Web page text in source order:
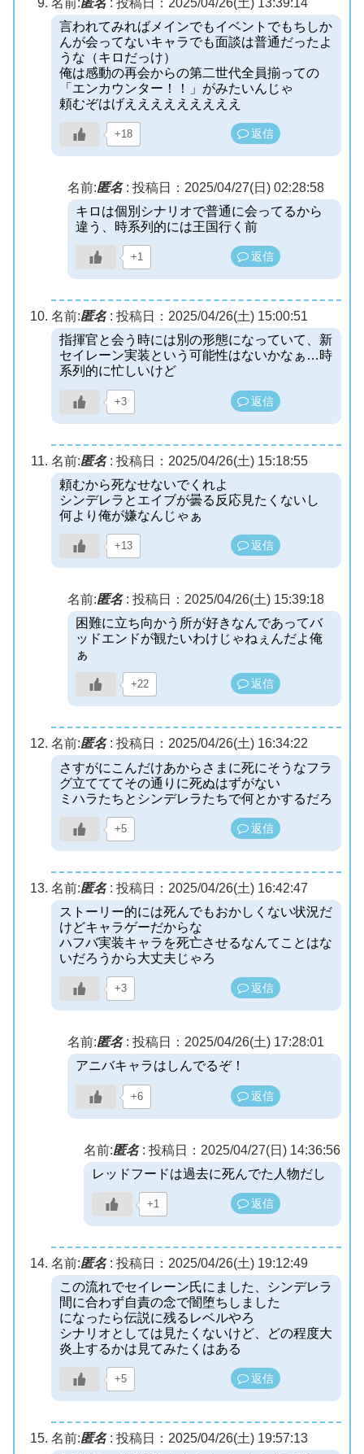
言われてみればメインでもイベントでもちしか
んが会ってないキャラでも面談は普通だったよ
うな（キロだっけ）
俺は感動の再会からの第二世代全員揃っての
「エンカウンター！！」がみたいんじゃ
頼むぞはげえええええええええ
+18 返信
名前:匿名: 投稿日：2025/04/27(日) 02:28:58
キロは個別シナリオで普通に会ってるから
違う、時系列的には王国行く前
+1 返信
名前:匿名: 投稿日：2025/04/26(土) 15:00:51
指揮官と会う時には別の形態になっていて、新
セイレーン実装という可能性はないかなぁ…時
系列的に忙しいけど
+3 返信
名前:匿名: 投稿日：2025/04/26(土) 15:18:55
頼むから死なせないでくれよ
シンデレラとエイブが曇る反応見たくないし
何より俺が嫌なんじゃぁ
+13 返信
名前:匿名: 投稿日：2025/04/26(土) 15:39:18
困難に立ち向かう所が好きなんであってバ
ッドエンドが観たいわけじゃねぇんだよ俺
ぁ
+22 返信
名前:匿名: 投稿日：2025/04/26(土) 16:34:22
さすがにこんだけあからさまに死にそうなフラ
グ立てててその通りに死ぬはずがない
ミハラたちとシンデレラたちで何とかするだろ
+5 返信
名前:匿名: 投稿日：2025/04/26(土) 16:42:47
ストーリー的には死んでもおかしくない状況だ
けどキャラゲーだからな
ハフバ実装キャラを死亡させるなんてことはな
いだろうから大丈夫じゃろ
+3 返信
名前:匿名: 投稿日：2025/04/26(土) 17:28:01
アニバキャラはしんでるぞ！
+6 返信
名前:匿名: 投稿日：2025/04/27(日) 14:36:56
レッドフードは過去に死んでた人物だし
+1 返信
名前:匿名: 投稿日：2025/04/26(土) 19:12:49
この流れでセイレーン氏にました、シンデレラ
間に合わず自責の念で闇堕ちしました
になったら伝説に残るレベルやろ
シナリオとしては見たくないけど、どの程度大
炎上するかは見てみたくはある
+5 返信
名前:匿名: 投稿日：2025/04/26(土) 19:57:13